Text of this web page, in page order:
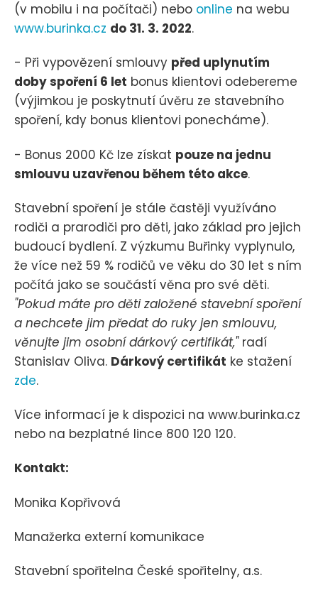
(v mobilu i na počítači) nebo online na webu
www.burinka.cz do 31. 3. 2022.
- Při vypovězení smlouvy před uplynutím
doby spoření 6 let bonus klientovi odebereme
(výjimkou je poskytnutí úvěru ze stavebního
spoření, kdy bonus klientovi ponecháme).
- Bonus 2000 Kč lze získat pouze na jednu
smlouvu uzavřenou během této akce.
Stavební spoření je stále častěji využíváno
rodiči a prarodiči pro děti, jako základ pro jejich
budoucí bydlení. Z výzkumu Buřinky vyplynulo,
že více než 59 % rodičů ve věku do 30 let s ním
počítá jako se součástí věna pro své děti.
"Pokud máte pro děti založené stavební spoření
a nechcete jim předat do ruky jen smlouvu,
věnujte jim osobní dárkový certifikát,"radí
Stanislav Oliva. Dárkový certifikát ke stažení
zde.
Více informací je k dispozici na www.burinka.cz
nebo na bezplatné lince 800 120 120.
Kontakt:
Monika Kopřivová
Manažerka externí komunikace
Stavební spořitelna České spořitelny, a.s.